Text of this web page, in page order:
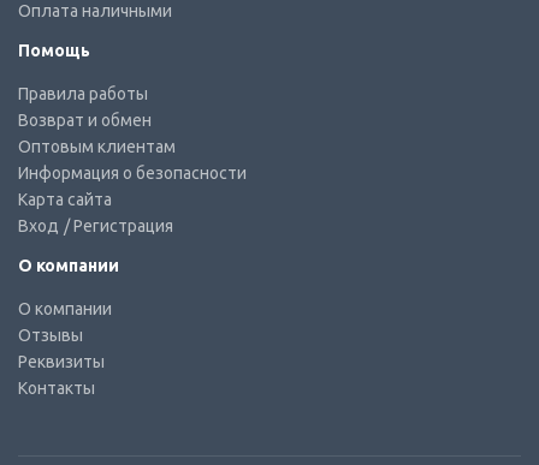
Оплата наличными
Помощь
Правила работы
Возврат и обмен
Оптовым клиентам
Информация о безопасности
Карта сайта
Вход / Регистрация
О компании
О компании
Отзывы
Реквизиты
Контакты